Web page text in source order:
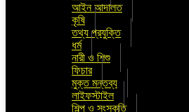
আইন আদালত
কৃষি
তথ্য প্রযুক্তি
ধর্ম
নারী ও শিশু
ফিচার
মুক্ত মন্তব্য
লাইফস্টাইল
শিল্প ও সংস্কৃতি